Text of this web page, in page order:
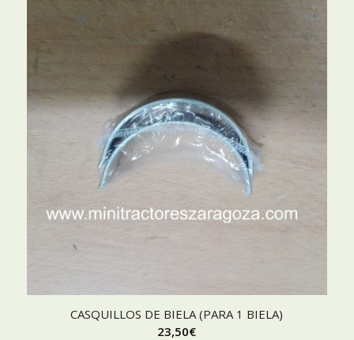
CASQUILLOS DE BIELA (PARA 1 BIELA)
23,50€